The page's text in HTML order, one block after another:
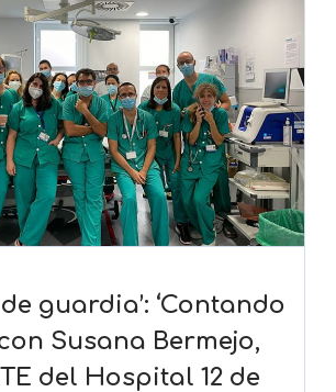
guardia’: ‘Contando
Susana Bermejo,
del Hospital 12 de